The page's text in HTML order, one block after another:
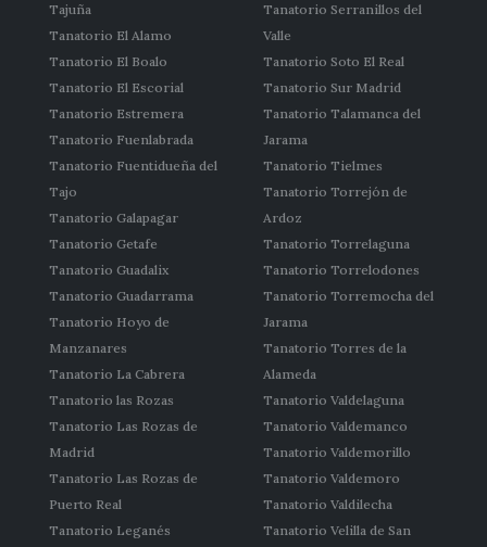
Tajuña
Tanatorio El Alamo
Tanatorio El Boalo
Tanatorio El Escorial
Tanatorio Estremera
Tanatorio Fuenlabrada
Tanatorio Fuentidueña del
Tajo
Tanatorio Galapagar
Tanatorio Getafe
Tanatorio Guadalix
Tanatorio Guadarrama
Tanatorio Hoyo de
Manzanares
Tanatorio La Cabrera
Tanatorio las Rozas
Tanatorio Las Rozas de
Madrid
Tanatorio Las Rozas de
Puerto Real
Tanatorio Leganés
Tanatorio Serranillos del
Valle
Tanatorio Soto El Real
Tanatorio Sur Madrid
Tanatorio Talamanca del
Jarama
Tanatorio Tielmes
Tanatorio Torrejón de
Ardoz
Tanatorio Torrelaguna
Tanatorio Torrelodones
Tanatorio Torremocha del
Jarama
Tanatorio Torres de la
Alameda
Tanatorio Valdelaguna
Tanatorio Valdemanco
Tanatorio Valdemorillo
Tanatorio Valdemoro
Tanatorio Valdilecha
Tanatorio Velilla de San